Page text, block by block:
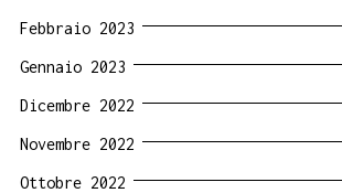
Febbraio 2023
Gennaio 2023
Dicembre 2022
Novembre 2022
Ottobre 2022